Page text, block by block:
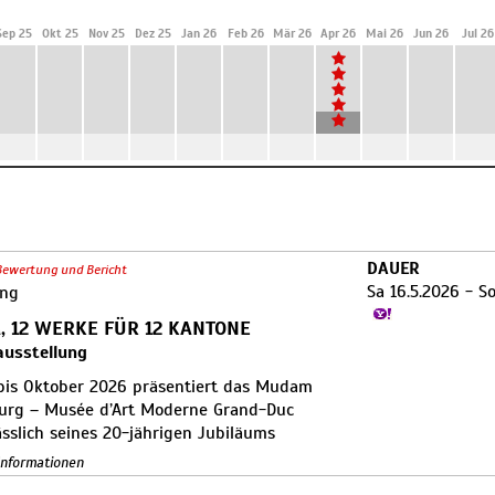
25 Okt 25 Nov 25 Dez 25 Jan 26 Feb 26 Mär 26 Apr 26 Mai 26 Jun 26 Jul 26
und Bericht
12 WERKE FÜR 12 KANTONE
Oktober 2026 präsentiert das Mudam
– Musée d’Art Moderne Grand-Duc
seines 20-jährigen Jubiläums
Werke für 12 Kantone.
dōdeka ab, was „zwölf“
DAUER
Sa 16.5.2026 -